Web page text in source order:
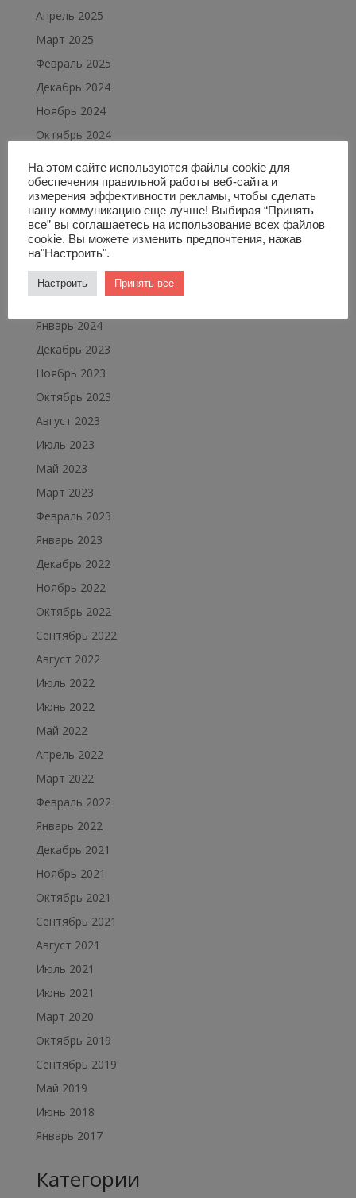
Апрель 2025
Март 2025
Февраль 2025
Декабрь 2024
Ноябрь 2024
Октябрь 2024
Август 2024
Июль 2024
Май 2024
Апрель 2024
Март 2024
Январь 2024
Декабрь 2023
Ноябрь 2023
Октябрь 2023
Август 2023
Июль 2023
Май 2023
Март 2023
Февраль 2023
Январь 2023
Декабрь 2022
Ноябрь 2022
Октябрь 2022
Сентябрь 2022
Август 2022
Июль 2022
Июнь 2022
Май 2022
Апрель 2022
Март 2022
Февраль 2022
Январь 2022
Декабрь 2021
Ноябрь 2021
Октябрь 2021
Сентябрь 2021
Август 2021
Июль 2021
Июнь 2021
Март 2020
Октябрь 2019
Сентябрь 2019
Май 2019
Июнь 2018
Январь 2017
Категории
На этом сайте используются файлы cookie для
обеспечения правильной работы веб-сайта и
измерения эффективности рекламы, чтобы сделать
нашу коммуникацию еще лучше! Выбирая “Принять
все” вы соглашаетесь на использование всех файлов
cookie. Вы можете изменить предпочтения, нажав
на"Настроить".
Настроить Принять все